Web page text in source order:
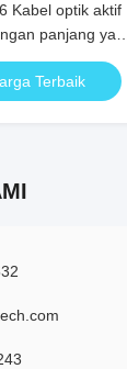
Kabel optik aktif
panjang yang
transmisi data
Terbaik